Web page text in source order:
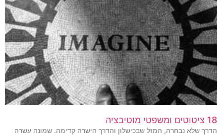
18 ציטוטים ומשפטי מוטיבציה
הדרך שלא נבחרה, המזל שבכישלון והדרך הישרה קדימה. שמונה עשרה